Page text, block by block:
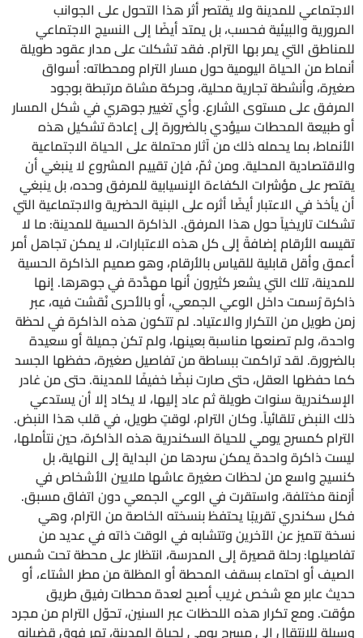
الاجتماعي للمدينة ولا يقتصر أثر هذا التحول على الجوانب
المرورية والبيئية فحسب، بل يمتد أيضًا إلى النسيج الاجتماعي
للمناطق التي يمر بها الترام. فقد تشكلت على مدار عقود طويلة
أنماط من الحياة اليومية حول مسار الترام ومحطاته: أسواق
صغيرة، وأنشطة تجارية محلية، وحركة مشاة مرتبطة بوجود
المرفق على مستوى الشارع. وأي تغيير جوهري في شكل المسار
أو طبيعة المحطات سيؤدي بالضرورة إلى إعادة تشكيل هذه
الأنماط، بما يحمله ذلك من آثار محتملة على الحياة الاجتماعية
والاقتصادية المحلية. ومن ثمّ، فإن تقييم المشروع لا ينبغي أن
يقتصر على مؤشرات الكفاءة الإنسيابية للمرفق وحده، بل ينبغي
أن يأخذ في الاعتبار أيضًا أثره على البنية الحضرية والاجتماعية التي
تشكلت تاريخياً حول هذا المرفق. الذاكرة الحسية للمدينة: ما لا
تقيسه الأرقام إضافةً إلى كل هذه الاعتبارات، لا يمكن تجاهل أمر
أعمق وأقل قابلية للقياس بالأرقام، وهو صميم الذاكرة الحسية
للمدينة، تلك التي يشعر كثيرون أنها مهدَّدة في جوهرها. إنها
ذاكرة رُسمت داخل الوعي الجمعي، أو بالأحرى نُقشت فيه، عبر
زمن طويل من التكرار والاعتياد. لم تتكون هذه الذاكرة في لحظة
واحدة، ولم تصنعها مناسبة بعينها، ولم تكن جميلة أو سعيدة
بالضرورة. لقد تراكمت ببساطة من تفاصيل صغيرة، حفظها الجسد
كما حفظها العقل، حتى صارت نبضًا خفيفًا للمدينة. حتى من غادر
الإسكندرية سنوات طويلة ثم عاد إليها، لا يكاد إلا أن يستدعي
ذلك النبض تلقائياً. وكان الترام، لوقتٍ طويل، في قلب هذا النبض.
الترام كمسرح يومي للحياة السكندرية هذه الذاكرة، حين نتأملها،
ليست ذاكرة واحدة يمكن سردها من البداية إلى النهاية، بل
كنسيج واسع من لحظات صغيرة عاشها ملايين الأشخاص في
أزمنة مختلفة، واستقرت في الوعي الجمعي دون اتفاق مسبق.
فكل سكندري تقريبًا يحتفظ بنسخته الخاصة من الترام، وهي
نسخة تتميز عن الآخرين وتتشابه في الوقت ذاته في عديد من
تفاصيلها: رحلة قصيرة إلى المدرسة، انتظار على محطة تحت شمس
الصيف أو احتماء بسقف المحطة أو المظلة من مطر الشتاء، أو
حديث عابر مع شخص غريب أصبح لعدة محطات رفيق طريق
مؤقت. ومع تكرار هذه اللحظات عبر السنين، تحوّل الترام من مجرد
وسيلة للانتقال إلى مسرح يومي لحياة المدينة، تمر فوق قضبانه